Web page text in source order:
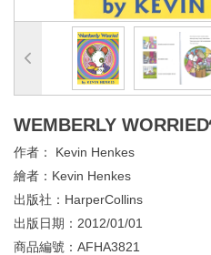
WEMBERLY
作者： Kevin Henkes
繪者： Kevin Henkes
出版社： HarperCollins
出版日期： 2012/01/01
商品編號： AFHA3821